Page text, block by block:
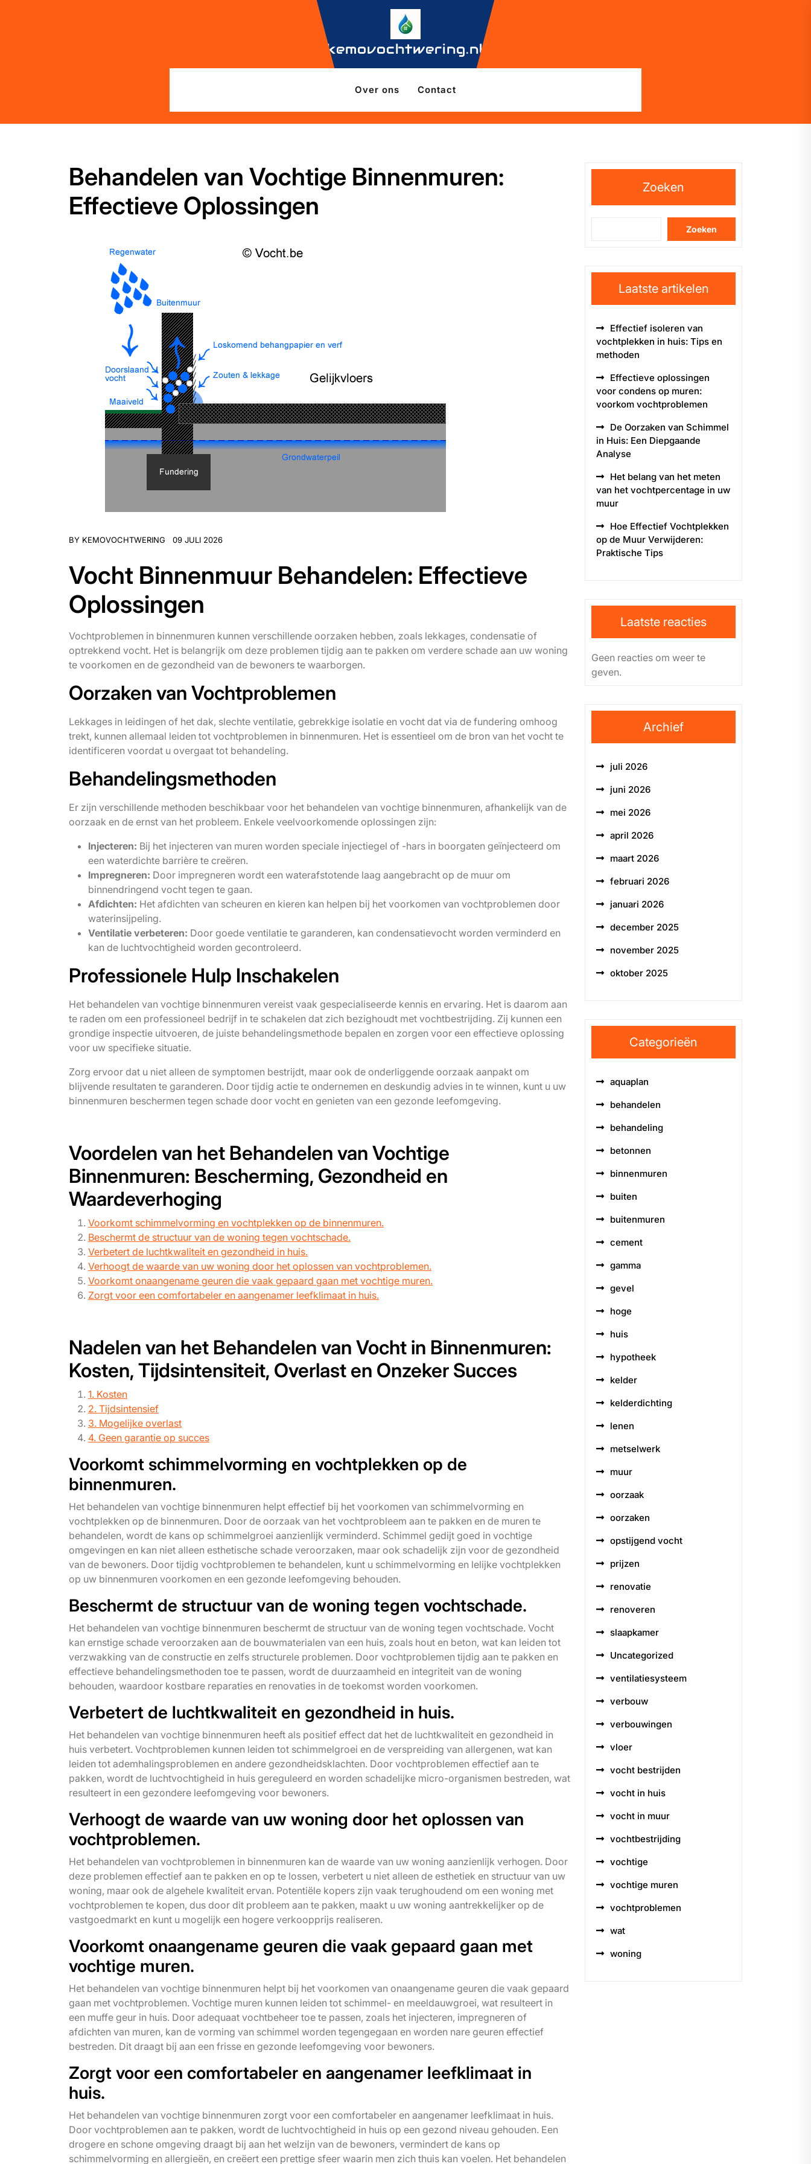
kemovochtwering.nl
Over ons Contact
Behandelen van Vochtige Binnenmuren:
Effectieve Oplossingen
BY KEMOVOCHTWERING 09 JULI 2026
Vocht Binnenmuur Behandelen: Effectieve
Oplossingen
Vochtproblemen in binnenmuren kunnen verschillende oorzaken hebben, zoals lekkages, condensatie of
optrekkend vocht. Het is belangrijk om deze problemen tijdig aan te pakken om verdere schade aan uw woning
te voorkomen en de gezondheid van de bewoners te waarborgen.
Oorzaken van Vochtproblemen
Lekkages in leidingen of het dak, slechte ventilatie, gebrekkige isolatie en vocht dat via de fundering omhoog
trekt, kunnen allemaal leiden tot vochtproblemen in binnenmuren. Het is essentieel om de bron van het vocht te
identificeren voordat u overgaat tot behandeling.
Behandelingsmethoden
Er zijn verschillende methoden beschikbaar voor het behandelen van vochtige binnenmuren, afhankelijk van de
oorzaak en de ernst van het probleem. Enkele veelvoorkomende oplossingen zijn:
Injecteren: Bij het injecteren van muren worden speciale injectiegel of -hars in boorgaten geïnjecteerd om
een waterdichte barrière te creëren.
Impregneren: Door impregneren wordt een waterafstotende laag aangebracht op de muur om
binnendringend vocht tegen te gaan.
Afdichten: Het afdichten van scheuren en kieren kan helpen bij het voorkomen van vochtproblemen door
waterinsijpeling.
Ventilatie verbeteren: Door goede ventilatie te garanderen, kan condensatievocht worden verminderd en
kan de luchtvochtigheid worden gecontroleerd.
Professionele Hulp Inschakelen
Het behandelen van vochtige binnenmuren vereist vaak gespecialiseerde kennis en ervaring. Het is daarom aan
te raden om een professioneel bedrijf in te schakelen dat zich bezighoudt met vochtbestrijding. Zij kunnen een
grondige inspectie uitvoeren, de juiste behandelingsmethode bepalen en zorgen voor een effectieve oplossing
voor uw specifieke situatie.
Zorg ervoor dat u niet alleen de symptomen bestrijdt, maar ook de onderliggende oorzaak aanpakt om
blijvende resultaten te garanderen. Door tijdig actie te ondernemen en deskundig advies in te winnen, kunt u uw
binnenmuren beschermen tegen schade door vocht en genieten van een gezonde leefomgeving.
Voordelen van het Behandelen van Vochtige
Binnenmuren: Bescherming, Gezondheid en
Waardeverhoging
Voorkomt schimmelvorming en vochtplekken op de binnenmuren.
Beschermt de structuur van de woning tegen vochtschade.
Verbetert de luchtkwaliteit en gezondheid in huis.
Verhoogt de waarde van uw woning door het oplossen van vochtproblemen.
Voorkomt onaangename geuren die vaak gepaard gaan met vochtige muren.
Zorgt voor een comfortabeler en aangenamer leefklimaat in huis.
Nadelen van het Behandelen van Vocht in Binnenmuren:
Kosten, Tijdsintensiteit, Overlast en Onzeker Succes
1. Kosten
2. Tijdsintensief
3. Mogelijke overlast
4. Geen garantie op succes
Voorkomt schimmelvorming en vochtplekken op de
binnenmuren.
Het behandelen van vochtige binnenmuren helpt effectief bij het voorkomen van schimmelvorming en
vochtplekken op de binnenmuren. Door de oorzaak van het vochtprobleem aan te pakken en de muren te
behandelen, wordt de kans op schimmelgroei aanzienlijk verminderd. Schimmel gedijt goed in vochtige
omgevingen en kan niet alleen esthetische schade veroorzaken, maar ook schadelijk zijn voor de gezondheid
van de bewoners. Door tijdig vochtproblemen te behandelen, kunt u schimmelvorming en lelijke vochtplekken
op uw binnenmuren voorkomen en een gezonde leefomgeving behouden.
Beschermt de structuur van de woning tegen vochtschade.
Het behandelen van vochtige binnenmuren beschermt de structuur van de woning tegen vochtschade. Vocht
kan ernstige schade veroorzaken aan de bouwmaterialen van een huis, zoals hout en beton, wat kan leiden tot
verzwakking van de constructie en zelfs structurele problemen. Door vochtproblemen tijdig aan te pakken en
effectieve behandelingsmethoden toe te passen, wordt de duurzaamheid en integriteit van de woning
behouden, waardoor kostbare reparaties en renovaties in de toekomst worden voorkomen.
Verbetert de luchtkwaliteit en gezondheid in huis.
Het behandelen van vochtige binnenmuren heeft als positief effect dat het de luchtkwaliteit en gezondheid in
huis verbetert. Vochtproblemen kunnen leiden tot schimmelgroei en de verspreiding van allergenen, wat kan
leiden tot ademhalingsproblemen en andere gezondheidsklachten. Door vochtproblemen effectief aan te
pakken, wordt de luchtvochtigheid in huis gereguleerd en worden schadelijke micro-organismen bestreden, wat
resulteert in een gezondere leefomgeving voor bewoners.
Verhoogt de waarde van uw woning door het oplossen van
vochtproblemen.
Het behandelen van vochtproblemen in binnenmuren kan de waarde van uw woning aanzienlijk verhogen. Door
deze problemen effectief aan te pakken en op te lossen, verbetert u niet alleen de esthetiek en structuur van uw
woning, maar ook de algehele kwaliteit ervan. Potentiële kopers zijn vaak terughoudend om een woning met
vochtproblemen te kopen, dus door dit probleem aan te pakken, maakt u uw woning aantrekkelijker op de
vastgoedmarkt en kunt u mogelijk een hogere verkoopprijs realiseren.
Voorkomt onaangename geuren die vaak gepaard gaan met
vochtige muren.
Het behandelen van vochtige binnenmuren helpt bij het voorkomen van onaangename geuren die vaak gepaard
gaan met vochtproblemen. Vochtige muren kunnen leiden tot schimmel- en meeldauwgroei, wat resulteert in
een muffe geur in huis. Door adequaat vochtbeheer toe te passen, zoals het injecteren, impregneren of
afdichten van muren, kan de vorming van schimmel worden tegengegaan en worden nare geuren effectief
bestreden. Dit draagt bij aan een frisse en gezonde leefomgeving voor bewoners.
Zorgt voor een comfortabeler en aangenamer leefklimaat in
huis.
Het behandelen van vochtige binnenmuren zorgt voor een comfortabeler en aangenamer leefklimaat in huis.
Door vochtproblemen aan te pakken, wordt de luchtvochtigheid in huis op een gezond niveau gehouden. Een
drogere en schone omgeving draagt bij aan het welzijn van de bewoners, vermindert de kans op
schimmelvorming en allergieën, en creëert een prettige sfeer waarin men zich thuis kan voelen. Het behandelen
Zoeken
Zoeken
Laatste artikelen
Effectief isoleren van
vochtplekken in huis: Tips en
methoden
Effectieve oplossingen
voor condens op muren:
voorkom vochtproblemen
De Oorzaken van Schimmel
in Huis: Een Diepgaande
Analyse
Het belang van het meten
van het vochtpercentage in uw
muur
Hoe Effectief Vochtplekken
op de Muur Verwijderen:
Praktische Tips
Laatste reacties
Geen reacties om weer te
geven.
Archief
juli 2026
juni 2026
mei 2026
april 2026
maart 2026
februari 2026
januari 2026
december 2025
november 2025
oktober 2025
Categorieën
aquaplan
behandelen
behandeling
betonnen
binnenmuren
buiten
buitenmuren
cement
gamma
gevel
hoge
huis
hypotheek
kelder
kelderdichting
lenen
metselwerk
muur
oorzaak
oorzaken
opstijgend vocht
prijzen
renovatie
renoveren
slaapkamer
Uncategorized
ventilatiesysteem
verbouw
verbouwingen
vloer
vocht bestrijden
vocht in huis
vocht in muur
vochtbestrijding
vochtige
vochtige muren
vochtproblemen
wat
woning